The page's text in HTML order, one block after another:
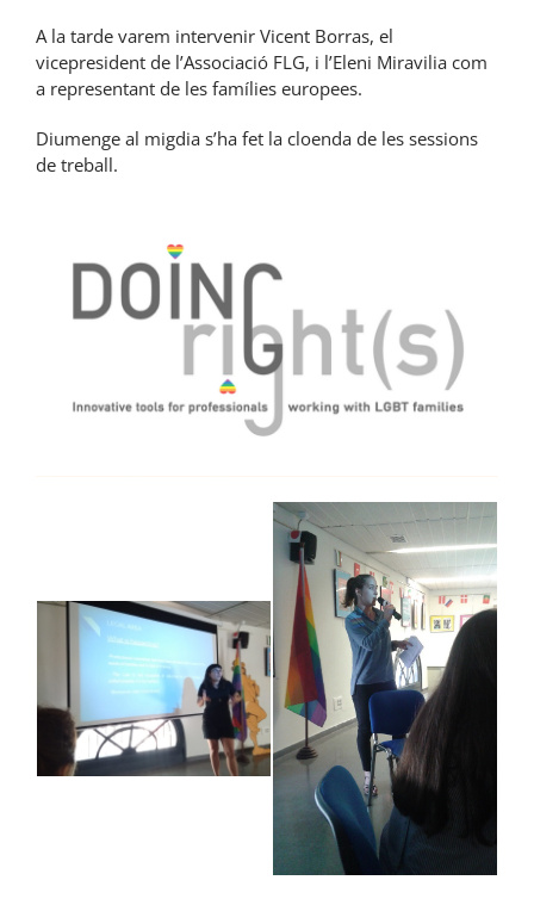
A la tarde varem intervenir Vicent Borras, el
vicepresident de l’Associació FLG, i l’Eleni Miravilia com
a representant de les famílies europees.
Diumenge al migdia s’ha fet la cloenda de les sessions
de treball.